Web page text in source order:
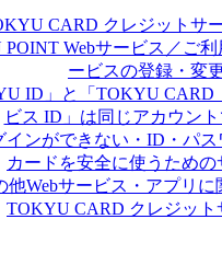
CARD クレジットサ
Webサービス／ご利
ービスの登録・変
ID」と「TOKYU
ビス ID」は同じアカウント
インができない・ID・パ
カードを安全に使うための
他Webサービス・アプリに
TOKYU CARD クレジット